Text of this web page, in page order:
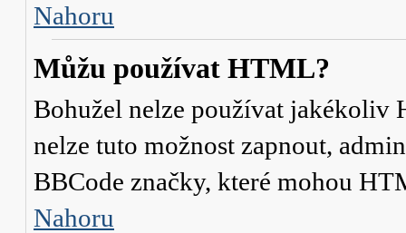
Nahoru
Můžu používat HTML?
Bohužel nelze používat jakékoliv
nelze tuto možnost zapnout,
BBCode značky, které mohou
Nahoru